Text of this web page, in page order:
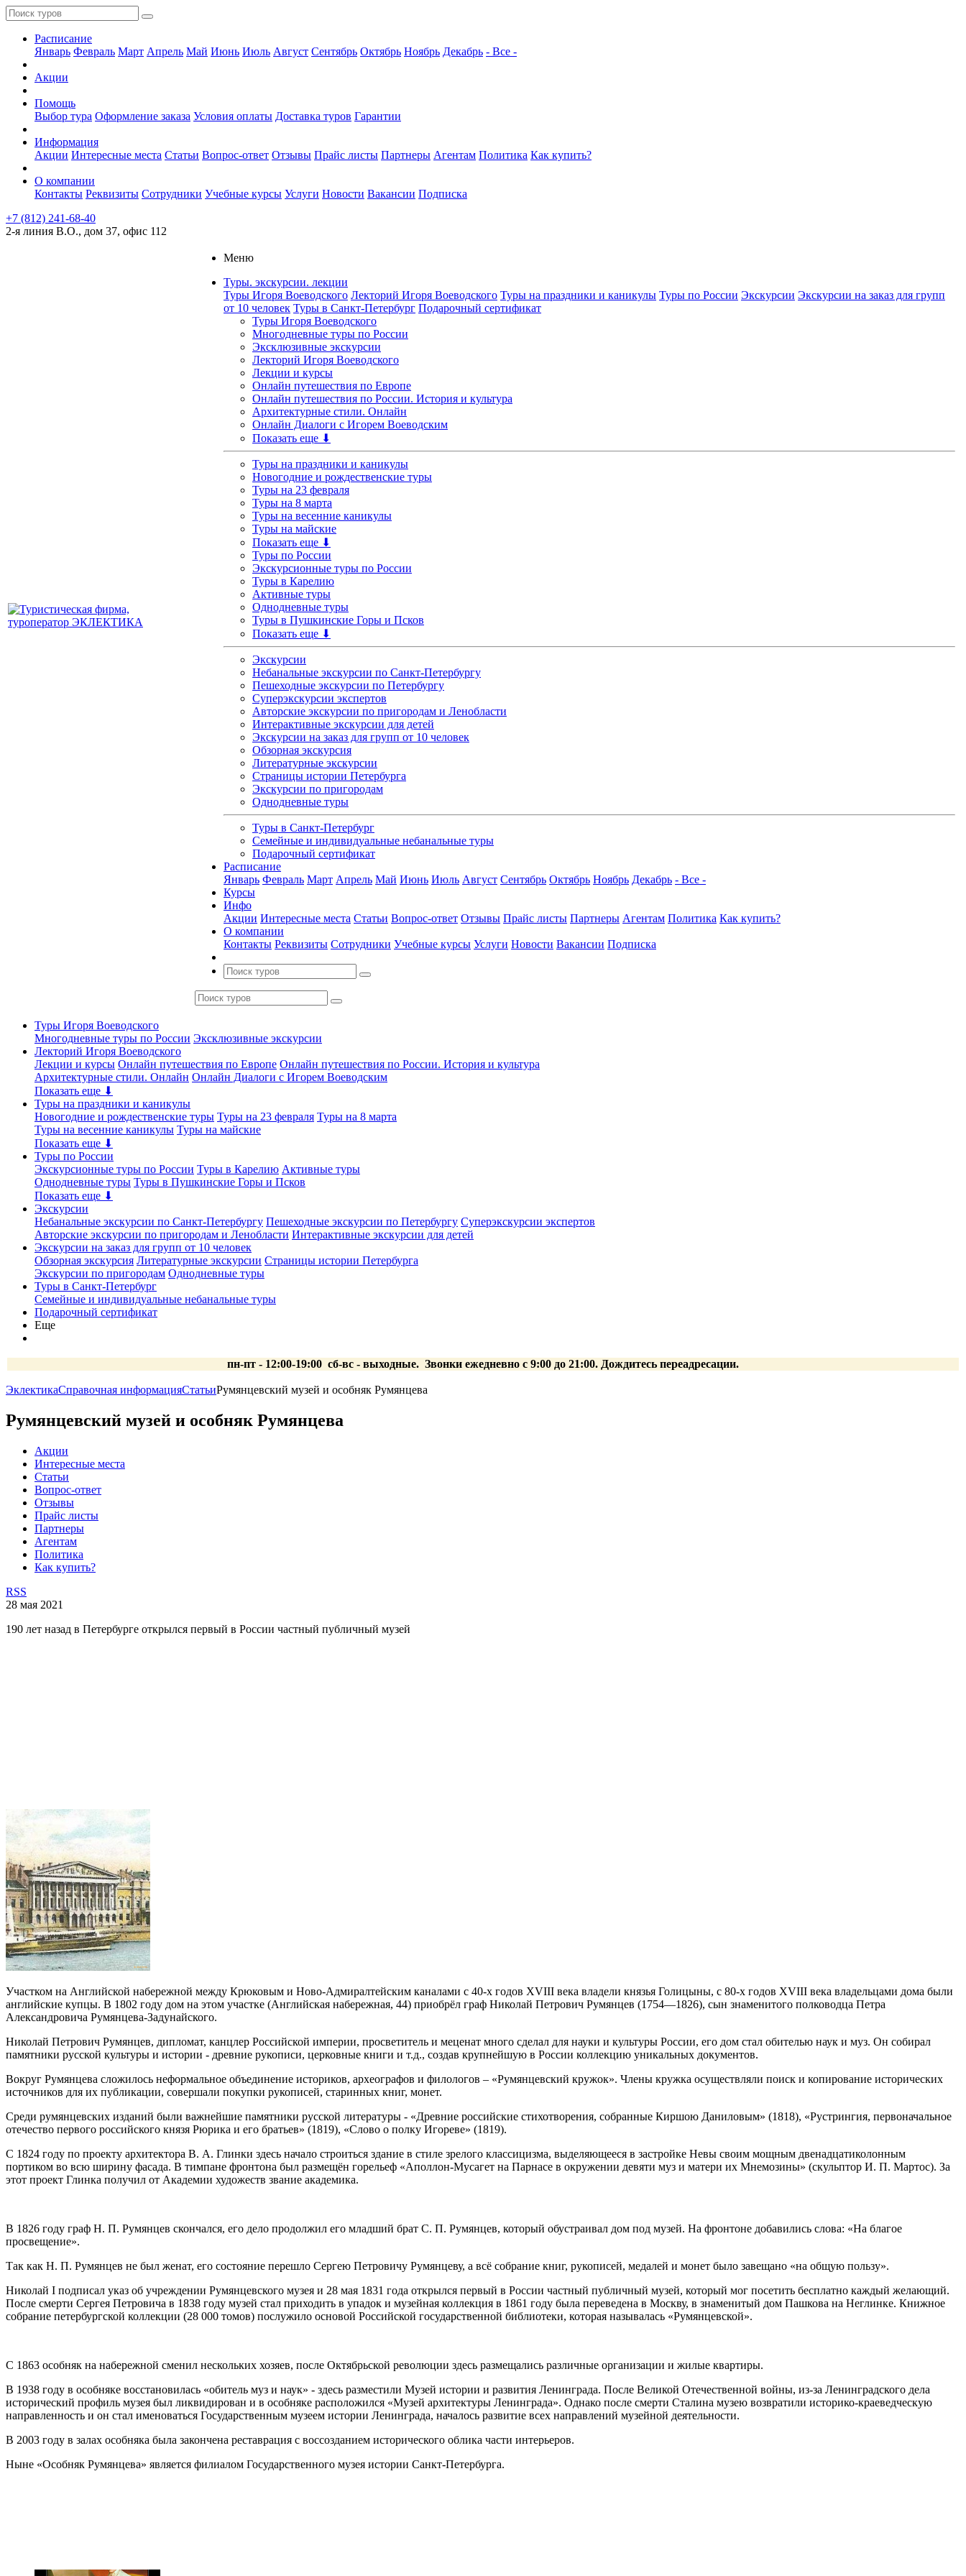
Расписание
Январь Февраль Март Апрель Май Июнь Июль Август Сентябрь Октябрь Ноябрь Декабрь - Все -
Акции
Помощь
Выбор тура Оформление заказа Условия оплаты Доставка туров Гарантии
Информация
Акции Интересные места Статьи Вопрос-ответ Отзывы Прайс листы Партнеры Агентам Политика Как купить?
О компании
Контакты Реквизиты Сотрудники Учебные курсы Услуги Новости Вакансии Подписка
+7 (812) 241-68-40
2-я линия В.О., дом 37, офис 112
Меню
Туры. экскурсии. лекции
Туры Игоря Воеводского Лекторий Игоря Воеводского Туры на праздники и каникулы Туры по России Экскурсии Экскурсии на заказ для групп
от 10 человек Туры в Санкт-Петербург Подарочный сертификат
Туры Игоря Воеводского
Многодневные туры по России
Эксклюзивные экскурсии
Лекторий Игоря Воеводского
Лекции и курсы
Онлайн путешествия по Европе
Онлайн путешествия по России. История и культура
Архитектурные стили. Онлайн
Онлайн Диалоги с Игорем Воеводским
Показать еще ⬇
Туры на праздники и каникулы
Новогодние и рождественские туры
Туры на 23 февраля
Туры на 8 марта
Туры на весенние каникулы
Туры на майские
Показать еще ⬇
Туры по России
Экскурсионные туры по России
Туры в Карелию
Активные туры
Однодневные туры
Туры в Пушкинские Горы и Псков
Показать еще ⬇
Экскурсии
Небанальные экскурсии по Санкт-Петербургу
Пешеходные экскурсии по Петербургу
Суперэкскурсии экспертов
Авторские экскурсии по пригородам и Ленобласти
Интерактивные экскурсии для детей
Экскурсии на заказ для групп от 10 человек
Обзорная экскурсия
Литературные экскурсии
Страницы истории Петербурга
Экскурсии по пригородам
Однодневные туры
Туры в Санкт-Петербург
Семейные и индивидуальные небанальные туры
Подарочный сертификат
Расписание
Январь Февраль Март Апрель Май Июнь Июль Август Сентябрь Октябрь Ноябрь Декабрь - Все -
Курсы
Инфо
Акции Интересные места Статьи Вопрос-ответ Отзывы Прайс листы Партнеры Агентам Политика Как купить?
О компании
Контакты Реквизиты Сотрудники Учебные курсы Услуги Новости Вакансии Подписка
Туры Игоря Воеводского
Многодневные туры по России Эксклюзивные экскурсии
Лекторий Игоря Воеводского
Лекции и курсы Онлайн путешествия по Европе Онлайн путешествия по России. История и культура
Архитектурные стили. Онлайн Онлайн Диалоги с Игорем Воеводским
Показать еще ⬇
Туры на праздники и каникулы
Новогодние и рождественские туры Туры на 23 февраля Туры на 8 марта
Туры на весенние каникулы Туры на майские
Показать еще ⬇
Туры по России
Экскурсионные туры по России Туры в Карелию Активные туры
Однодневные туры Туры в Пушкинские Горы и Псков
Показать еще ⬇
Экскурсии
Небанальные экскурсии по Санкт-Петербургу Пешеходные экскурсии по Петербургу Суперэкскурсии экспертов
Авторские экскурсии по пригородам и Ленобласти Интерактивные экскурсии для детей
Экскурсии на заказ для групп от 10 человек
Обзорная экскурсия Литературные экскурсии Страницы истории Петербурга
Экскурсии по пригородам Однодневные туры
Туры в Санкт-Петербург
Семейные и индивидуальные небанальные туры
Подарочный сертификат
Еще
пн-пт - 12:00-19:00 сб-вс - выходные. Звонки ежедневно с 9:00 до 21:00. Дождитесь переадресации.
ЭклектикаСправочная информацияСтатьиРумянцевский музей и особняк Румянцева
Румянцевский музей и особняк Румянцева
Акции
Интересные места
Статьи
Вопрос-ответ
Отзывы
Прайс листы
Партнеры
Агентам
Политика
Как купить?
RSS
28 мая 2021
190 лет назад в Петербурге открылся первый в России частный публичный музей
Участком на Английской набережной между Крюковым и Ново-Адмиралтейским каналами с 40-х годов XVIII века владели князья Голицыны, с 80-х годов XVIII века владельцами дома были
английские купцы. В 1802 году дом на этом участке (Английская набережная, 44) приобрёл граф Николай Петрович Румянцев (1754—1826), сын знаменитого полководца Петра
Александровича Румянцева-Задунайского.
Николай Петрович Румянцев, дипломат, канцлер Российской империи, просветитель и меценат много сделал для науки и культуры России, его дом стал обителью наук и муз. Он собирал
памятники русской культуры и истории - древние рукописи, церковные книги и т.д., создав крупнейшую в России коллекцию уникальных документов.
Вокруг Румянцева сложилось неформальное объединение историков, археографов и филологов – «Румянцевский кружок». Члены кружка осуществляли поиск и копирование исторических
источников для их публикации, совершали покупки рукописей, старинных книг, монет.
Среди румянцевских изданий были важнейшие памятники русской литературы - «Древние российские стихотворения, собранные Киршою Даниловым» (1818), «Рустрингия, первоначальное
отечество первого российского князя Рюрика и его братьев» (1819), «Слово о полку Игореве» (1819).
С 1824 году по проекту архитектора В. А. Глинки здесь начало строиться здание в стиле зрелого классицизма, выделяющееся в застройке Невы своим мощным двенадцатиколонным
портиком во всю ширину фасада. В тимпане фронтона был размещён горельеф «Аполлон-Мусагет на Парнасе в окружении девяти муз и матери их Мнемозины» (скульптор И. П. Мартос). За
этот проект Глинка получил от Академии художеств звание академика.
В 1826 году граф Н. П. Румянцев скончался, его дело продолжил его младший брат С. П. Румянцев, который обустраивал дом под музей. На фронтоне добавились слова: «На благое
просвещение».
Так как Н. П. Румянцев не был женат, его состояние перешло Сергею Петровичу Румянцеву, а всё собрание книг, рукописей, медалей и монет было завещано «на общую пользу».
Николай I подписал указ об учреждении Румянцевского музея и 28 мая 1831 года открылся первый в России частный публичный музей, который мог посетить бесплатно каждый желающий.
После смерти Сергея Петровича в 1838 году музей стал приходить в упадок и музейная коллекция в 1861 году была переведена в Москву, в знаменитый дом Пашкова на Неглинке. Книжное
собрание петербургской коллекции (28 000 томов) послужило основой Российской государственной библиотеки, которая называлась «Румянцевской».
С 1863 особняк на набережной сменил нескольких хозяев, после Октябрьской революции здесь размещались различные организации и жилые квартиры.
В 1938 году в особняке восстановилась «обитель муз и наук» - здесь разместили Музей истории и развития Ленинграда. После Великой Отечественной войны, из-за Ленинградского дела
исторический профиль музея был ликвидирован и в особняке расположился «Музей архитектуры Ленинграда». Однако после смерти Сталина музею возвратили историко-краеведческую
направленность и он стал именоваться Государственным музеем истории Ленинграда, началось развитие всех направлений музейной деятельности.
В 2003 году в залах особняка была закончена реставрация с воссозданием исторического облика части интерьеров.
Ныне «Особняк Румянцева» является филиалом Государственного музея истории Санкт-Петербурга.